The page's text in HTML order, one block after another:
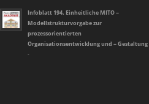
Infoblatt 194. Einheitliche MITO –
Modellstrukturvorgabe zur
prozessorientierten
Organisationsentwicklung und – Gestaltung
-